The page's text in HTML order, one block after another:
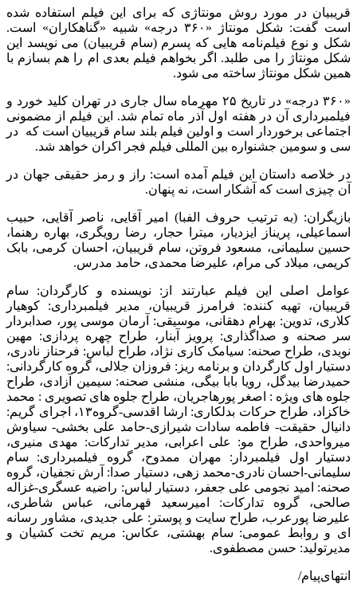
قریبیان در مورد روش مونتاژی که برای این فیلم استفاده شده
است گفت: شکل مونتاژ «۳۶۰ درجه» شبیه «گناهکاران» است.
شکل و نوع فیلم‌نامه هایی که پسرم (سام قریبیان) می نویسد این
شکل مونتاژ را می طلبد. اگر بخواهم فیلم بعدی ام را هم بسازم با
همین شکل مونتاژ ساخته می شود.
«۳۶۰ درجه» در تاریخ ۲۵ مهرماه سال جاری در تهران کلید خورد و
فیلمبرداری آن در هفته اول آذر ماه تمام شد. این فیلم از مضمونی
اجتماعی برخوردار است و اولین فیلم بلند سام قریبیان است که در
سی و سومین جشنواره بین المللی فیلم فجر اکران خواهد شد.
در خلاصه داستان این فیلم آمده است: راز و رمز حقیقی جهان در
آن چیزی است که آشکار است، نه پنهان.
بازیگران: (به ترتیب حروف الفبا) امیر آقایی، ناصر آقایی، حبیب
اسماعیلی، پریناز ایزدیار، میترا حجار، رضا رویگری، بهاره رهنما،
حسین سلیمانی، مسعود فروتن، سام قریبیان، احسان کرمی، بابک
کریمی، میلاد کی مرام، علیرضا محمدی، حامد مدرس.
عوامل اصلی این فیلم عبارتند از: نویسنده و کارگردان: سام
قریبیان، تهیه کننده: فرامرز قریبیان، مدیر فیلمبرداری: کوهیار
کلاری، تدوین: بهرام دهقانی، موسیقی: آرمان موسی پور، صدابردار
سر صحنه و صداگذاری: پرویز آبنار، طراح چهره پردازی: مهین
نویدی، طراح صحنه: سیامک کاری نژاد، طراح لباس: فرحناز نادری،
دستیار اول کارگردان و برنامه ریز: فروزان جلالی، گروه کارگردانی:
حمیدرضا بیدگل، رویا بابا بیگی، منشی صحنه: سیمین آزادی، طراح
جلوه های ویژه : اصغر پورهاجریان، طراح جلوه های تصویری : محمد
خاکزاد، طراح حرکات بدلکاری: ارشا اقدسی-گروه۱۳، اجرای گریم:
دانیال حقیقت- فاطمه سادات شیرازی-حامد علی بخشی- سیاوش
میرواحدی، طراح مو: علی اعرابی، مدیر تدارکات: مهدی منیری،
دستیار اول فیلمبردار: مهران ممدوح، گروه فیلمبرداری: سام
سلیمانی-احسان نادری-محمد زهی، دستیار صدا: آرش نجفیان، گروه
صحنه: امید نجومی علی جعفر، دستیار لباس: راضیه عسگری-غزاله
صالحی، گروه تدارکات: امیرسعید قهرمانی، عباس شاطری،
علیرضا پورعرب، طراح سایت و پوستر: علی جدیدی، مشاور رسانه
ای و روابط عمومی: سام بهشتی، عکاس: مریم تخت کشیان و
مدیرتولید: حسن مصطفوی.
انتهای‌پیام/